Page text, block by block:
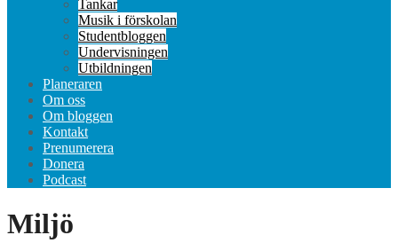
Tankar
Musik i förskolan
Studentbloggen
Undervisningen
Utbildningen
Planeraren
Om oss
Om bloggen
Kontakt
Prenumerera
Donera
Podcast
Miljö